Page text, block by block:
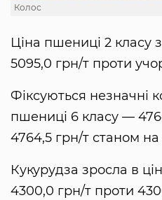
Колос
Ціна пшениці 2 класу
5095,0 грн/т проти
Фіксуються незначні
пшениці 6 класу —
4764,5 грн/т станом на
Кукурудза зросла в
4300,0 грн/т проти